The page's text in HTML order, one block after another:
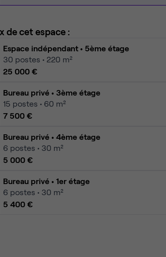
de cet espace :
Espace indépendant • 5ème étage
30 postes • 220 m²
25 000 €
Bureau privé • 3ème étage
15 postes • 60 m²
7 500 €
Bureau privé • 4ème étage
6 postes • 30 m²
5 000 €
Bureau privé • 1er étage
6 postes • 30 m²
5 400 €